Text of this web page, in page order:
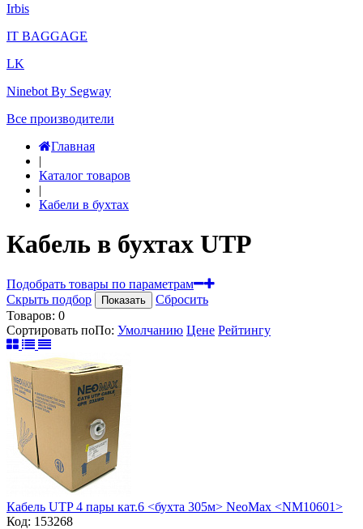
Irbis
IT BAGGAGE
LK
Ninebot By Segway
Все производители
Главная
|
Каталог товаров
|
Кабели в бухтах
Кабель в бухтах UTP
Подобрать товары по параметрам
Скрыть подбор
Показать
Сбросить
Товаров: 0
Сортировать поПо: Умолчанию Цене Рейтингу
Кабель UTP 4 пары кат.6 <бухта 305м> NeoMax <NM10601>
Код: 153268